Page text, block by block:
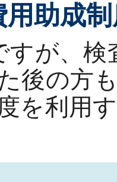
用助成
すが、
後の方
を利用